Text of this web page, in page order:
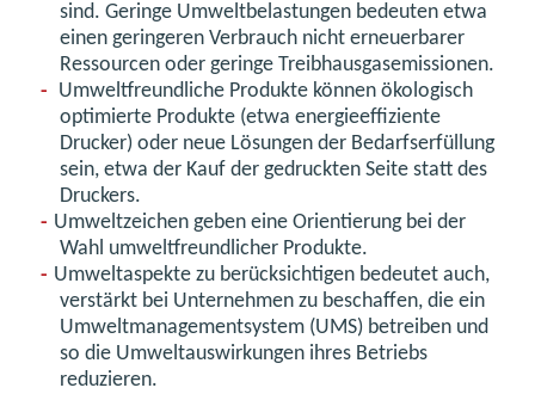
sind. Geringe Umweltbelastungen bedeuten etwa
einen geringeren Verbrauch nicht erneuerbarer
Ressourcen oder geringe Treibhausgasemissionen.
Umweltfreundliche Produkte können ökologisch
optimierte Produkte (etwa energieeffiziente
Drucker) oder neue Lösungen der Bedarfserfüllung
sein, etwa der Kauf der gedruckten Seite statt des
Druckers.
Umweltzeichen geben eine Orientierung bei der
Wahl umweltfreundlicher Produkte.
Umweltaspekte zu berücksichtigen bedeutet auch,
verstärkt bei Unternehmen zu beschaffen, die ein
Umweltmanagementsystem (UMS) betreiben und
so die Umweltauswirkungen ihres Betriebs
reduzieren.